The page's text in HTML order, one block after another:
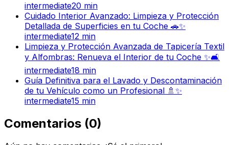
intermediate20 min
Cuidado Interior Avanzado: Limpieza y Protección
Detallada de Superficies en tu Coche 🚗✨
intermediate12 min
Limpieza y Protección Avanzada de Tapicería Textil
y Alfombras: Renueva el Interior de tu Coche ✨🛋️
intermediate18 min
Guía Definitiva para el Lavado y Descontaminación
de tu Vehículo como un Profesional 🚿✨
intermediate15 min
Comentarios (0)